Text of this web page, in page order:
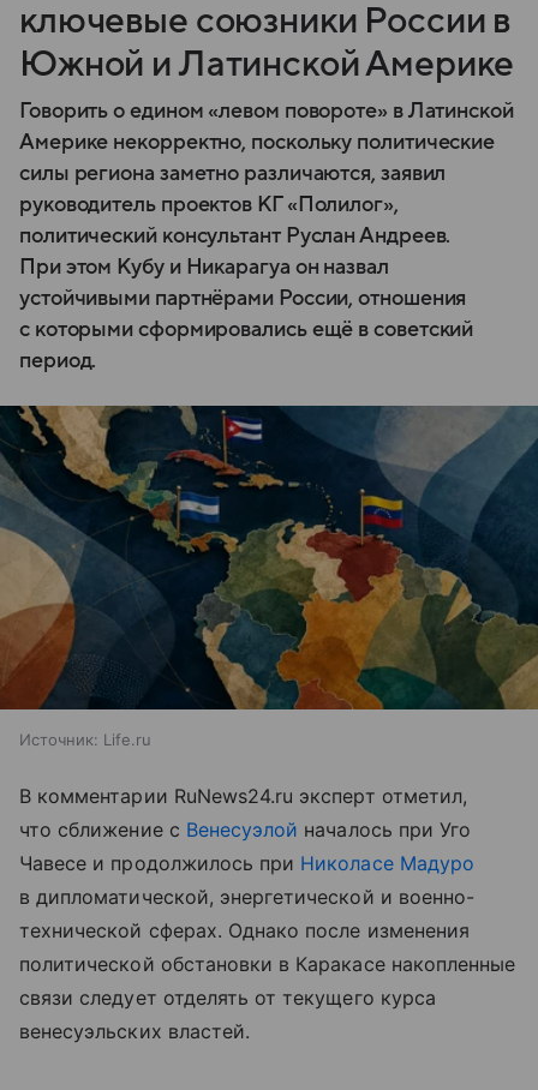
ключевые союзники России в
Южной и Латинской Америке
Говорить о едином «левом повороте» в Латинской
Америке некорректно, поскольку политические
силы региона заметно различаются, заявил
руководитель проектов КГ «Полилог»,
политический консультант Руслан Андреев.
При этом Кубу и Никарагуа он назвал
устойчивыми партнёрами России, отношения
с которыми сформировались ещё в советский
период.
Источник: Life.ru
В комментарии RuNews24.ru эксперт отметил,
что сближение с Венесуэлой началось при Уго
Чавесе и продолжилось при Николасе Мадуро
в дипломатической, энергетической и военно-
технической сферах. Однако после изменения
политической обстановки в Каракасе накопленные
связи следует отделять от текущего курса
венесуэльских властей.